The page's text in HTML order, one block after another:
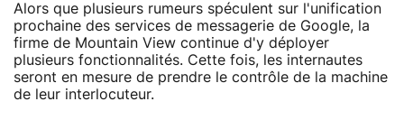
Alors que plusieurs rumeurs spéculent sur l'unification
prochaine des services de messagerie de Google, la
firme de Mountain View continue d'y déployer
plusieurs fonctionnalités. Cette fois, les internautes
seront en mesure de prendre le contrôle de la machine
de leur interlocuteur.